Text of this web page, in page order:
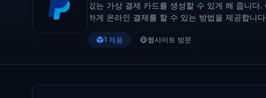
있는 가상 결제 카드를 생성할 수 있게 해 줍니다
하게 온라인 결제를 할 수 있는 방법을 제공합니
1 제품 웹사이트 방문